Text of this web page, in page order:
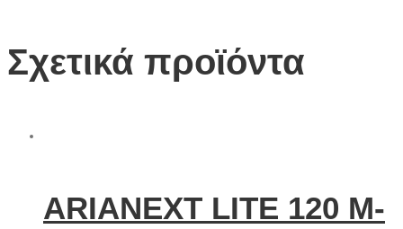
Σχετικά προϊόντα
ARIANEXT LITE 120 M-